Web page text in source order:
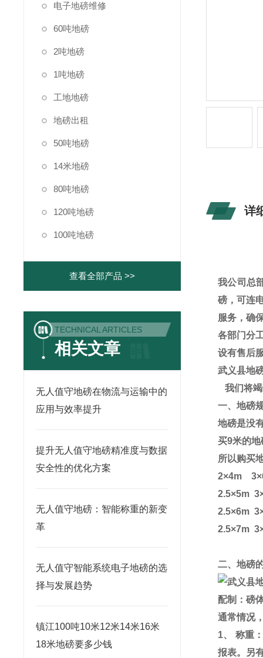
电子地磅维修
60吨地磅
2吨地磅
1吨地磅
工地地磅
地磅出租
50吨地磅
14米地磅
80吨地磅
120吨地磅
100吨地磅
查看全部产品 >>
TECHNICAL ARTICLES
相关文章
无人值守地磅在物流与运输中的
应用与效率提升
提升无人值守地磅精准度与数据
安全性的优化方案
无人值守地磅：智能称重的新变
革
无人值守智能系统电子地磅的选
择与发展趋势
镇江100吨10米12米14米16米
18米地磅要多少钱
详
我公司总
磅，可连
服务，确
各部门分
设有售后
武义县地
我们将
一、地磅
地磅是没
买9米的地
所以购买
2×4m 3×
2.5×5m 3
2.5×6m 3
2.5×7m 3
二、地磅
配制：磅
通常情况
1、 称重
报表。另